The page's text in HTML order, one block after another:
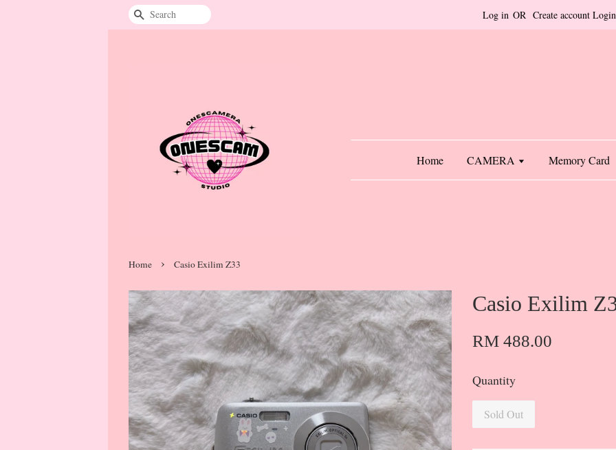
Search Log in OR Create account
Home CAMERA Memory Card
Home › Casio Exilim Z33
Casio Exilim
RM 488.00
Quantity
Sold Out